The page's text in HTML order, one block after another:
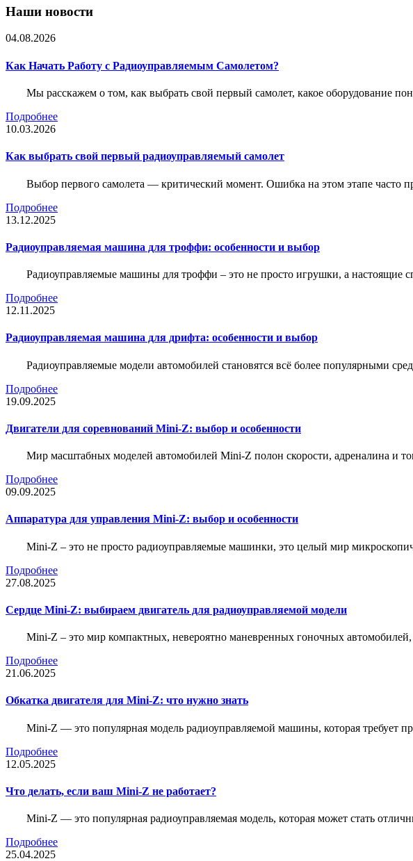
Наши новости
04.08.2026
Как Начать Работу с Радиоуправляемым Самолетом?
Мы расскажем о том, как выбрать свой первый самолет, какое оборудование
Подробнее
10.03.2026
Как выбрать свой первый радиоуправляемый самолет
Выбор первого самолета — критический момент. Ошибка на этом этапе
Подробнее
13.12.2025
Радиоуправляемая машина для троффи: особенности и выбор
Радиоуправляемые машины для троффи – это не просто игрушки, а настоящие
Подробнее
12.11.2025
Радиоуправляемая машина для дрифта: особенности и выбор
Радиоуправляемые модели автомобилей становятся всё более популярными
Подробнее
19.09.2025
Двигатели для соревнований Mini-Z: выбор и особенности
Мир масштабных моделей автомобилей Mini-Z полон скорости, адреналина и
Подробнее
09.09.2025
Аппаратура для управления Mini-Z: выбор и особенности
Mini-Z – это не просто радиоуправляемые машинки, это целый мир
Подробнее
27.08.2025
Сердце Mini-Z: выбираем двигатель для радиоуправляемой модели
Mini-Z – это мир компактных, невероятно маневренных гоночных
Подробнее
21.06.2025
Обкатка двигателя для Mini-Z: что нужно знать
Mini-Z — это популярная модель радиоуправляемой машины, которая требует
Подробнее
12.05.2025
Что делать, если ваш Mini-Z не работает?
Mini-Z — это популярная радиоуправляемая модель, которая может стать
Подробнее
25.04.2025